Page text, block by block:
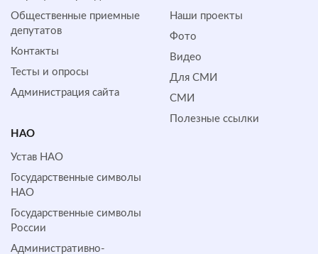
Общественные приемные
депутатов
Контакты
Тесты и опросы
Администрация сайта
Наши проекты
Фото
Видео
Для СМИ
СМИ
Полезные ссылки
НАО
Устав НАО
Государственные символы
НАО
Государственные символы
России
Административно-